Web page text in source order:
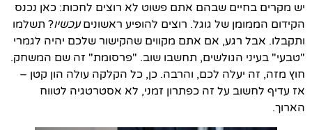
יש מקרים בחיים שבהם אתם פשוט לא רוצים לחכות: כאן נכנס
הקידום הממומן של גוגל. רוצים להופיע ראשוניםעכשיו? תשלמו
ותקבלו. אבל רגע, אם אתם מקווים שהקישור שלכם יהיה לגמרי
"טבעי" בעיני הגולשים, תחשבו שוב. "פרסומת" זה שם המשחק.
חוץ מזה, זה יעלה לכם, והרבה. כן, כל הקלקה עולה הון קטן –
אז עדיף לחשוב על זה כפתרון זמני, לא אסטרטגיה לטווח
הארוך.